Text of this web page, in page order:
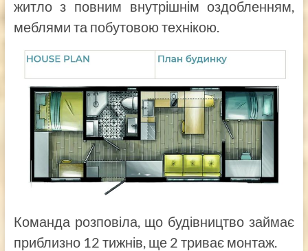
житло з повним внутрішнім оздобленням,
меблями та побутовою технікою.
Команда розповіла, що будівництво займає
приблизно 12 тижнів, ще 2 триває монтаж.